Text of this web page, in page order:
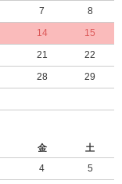
7
8
14
15
21
22
28
29
金
土
4
5